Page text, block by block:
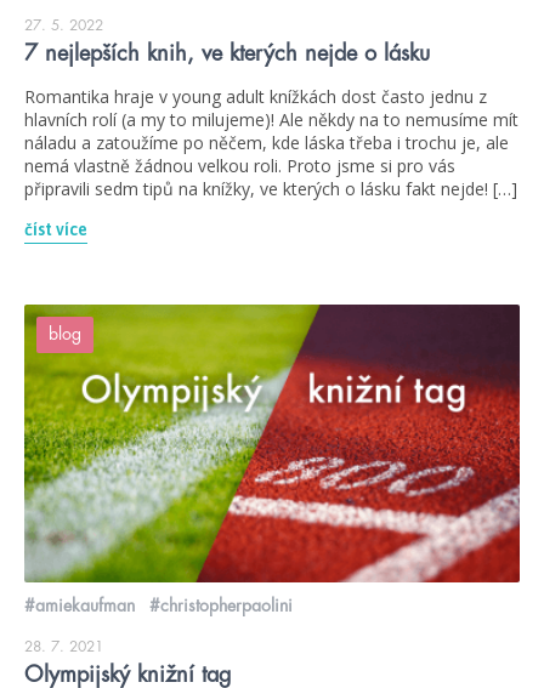
27. 5. 2022
7 nejlepších knih, ve kterých nejde o lásku
Romantika hraje v young adult knížkách dost často jednu z
hlavních rolí (a my to milujeme)! Ale někdy na to nemusíme mít
náladu a zatoužíme po něčem, kde láska třeba i trochu je, ale
nemá vlastně žádnou velkou roli. Proto jsme si pro vás
připravili sedm tipů na knížky, ve kterých o lásku fakt nejde! […]
číst více
blog
#amiekaufman #christopherpaolini
28. 7. 2021
Olympijský knižní tag